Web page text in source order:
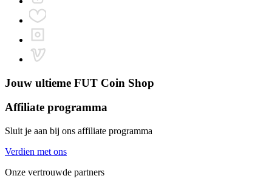
Jouw ultieme FUT Coin Shop
Affiliate programma
Sluit je aan bij ons affiliate programma
Verdien met ons
Onze vertrouwde partners